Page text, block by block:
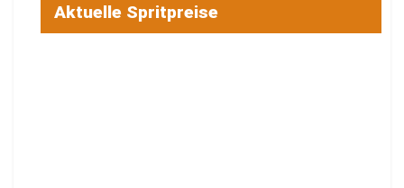
Aktuelle Spritpreise